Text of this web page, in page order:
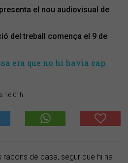
el nou audiovisual de
del treball comença el 9 de
era que no hi havia cap
16:01h
de casa, segur que hi ha